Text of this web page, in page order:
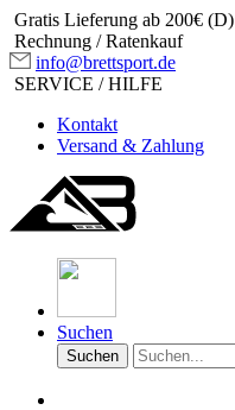
Gratis Lieferung ab 200€ (D)
Rechnung / Ratenkauf
info@brettsport.de
SERVICE / HILFE
Kontakt
Versand & Zahlung
Suchen
Suchen